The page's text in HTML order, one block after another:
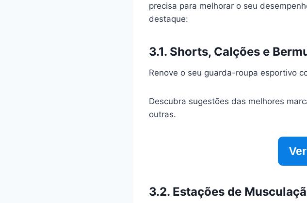
precisa para melhorar o seu
destaque:
3.1. Shorts, Calções e
Renove o seu guarda-roupa esportivo
Descubra sugestões das melhores
outras.
3.2. Estações de